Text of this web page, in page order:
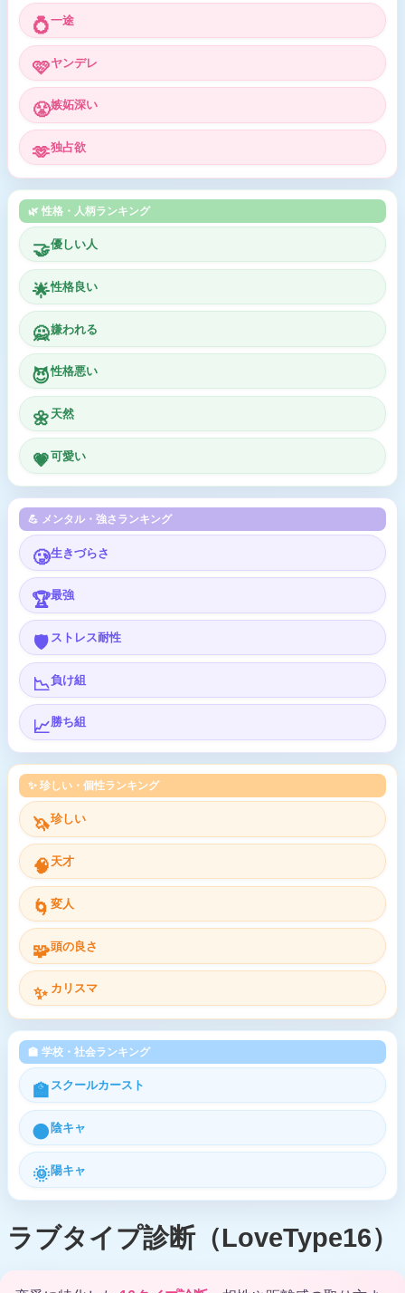
💍一途
🩷ヤンデレ
😤嫉妬深い
🫶独占欲
🌿 性格・人柄ランキング
🤝優しい人
🌟性格良い
🙅嫌われる
😈性格悪い
🌼 天然
💗可愛い
💪 メンタル・強さランキング
🥲生きづらさ
🏆最強
🛡️ ストレス耐性
📉負け組
📈勝ち組
✨ 珍しい・個性ランキング
🦄珍しい
🧠 天才
🌀 変人
🧩頭の良さ
✨ カリスマ
🏫 学校・社会ランキング
🏫 スクールカースト
🌑 陰キャ
🌞陽キャ
ラブタイプ診断（LoveType16）